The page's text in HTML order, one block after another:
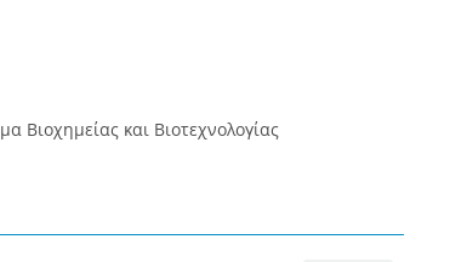
Βιοχημείας και Βιοτεχνολογίας